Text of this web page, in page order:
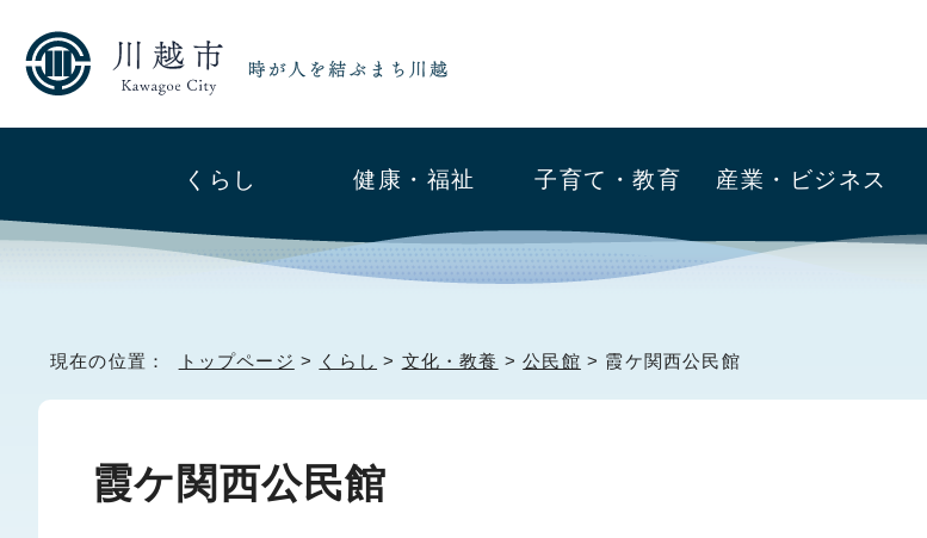
くらし 健康・福祉 子育て・教育 産業・ビジネス
現在の位置： トップページ > くらし > 文化・教養 >公民館 > 霞ケ関西公民館
霞ケ関西公民館